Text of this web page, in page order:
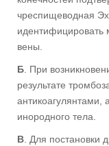
чреспищеводная
идентифицировать
вены.
Б . При
результате
антикоагулянтами,
инородного тела.
B . Для постановки